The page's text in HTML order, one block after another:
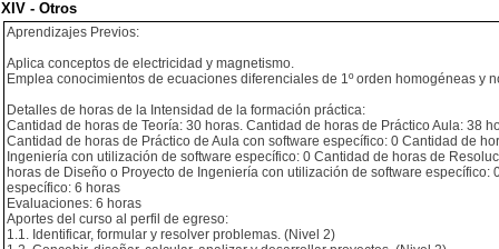
XIV - Otros
Aprendizajes Previos:
Aplica conceptos de electricidad y magnetismo.
Emplea conocimientos de ecuaciones diferenciales de 1º orden homogéneas y
Detalles de horas de la Intensidad de la formación práctica:
Cantidad de horas de Teoría: 30 horas. Cantidad de horas de Práctico Aula: 38
Cantidad de horas de Práctico de Aula con software específico: 0 Cantidad de
Ingeniería con utilización de software específico: 0 Cantidad de horas de
horas de Diseño o Proyecto de Ingeniería con utilización de software
específico: 6 horas
Evaluaciones: 6 horas
Aportes del curso al perfil de egreso:
1.1. Identificar, formular y resolver problemas. (Nivel 2)